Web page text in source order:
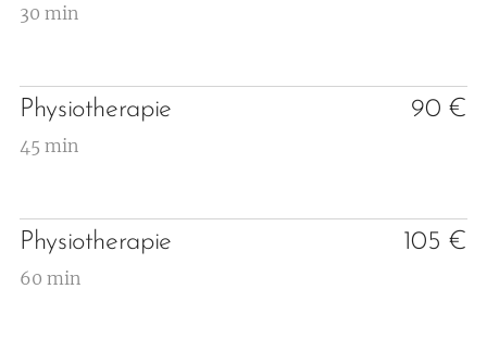
30 min
Physiotherapie
45 min
90 €
Physiotherapie
60 min
105 €